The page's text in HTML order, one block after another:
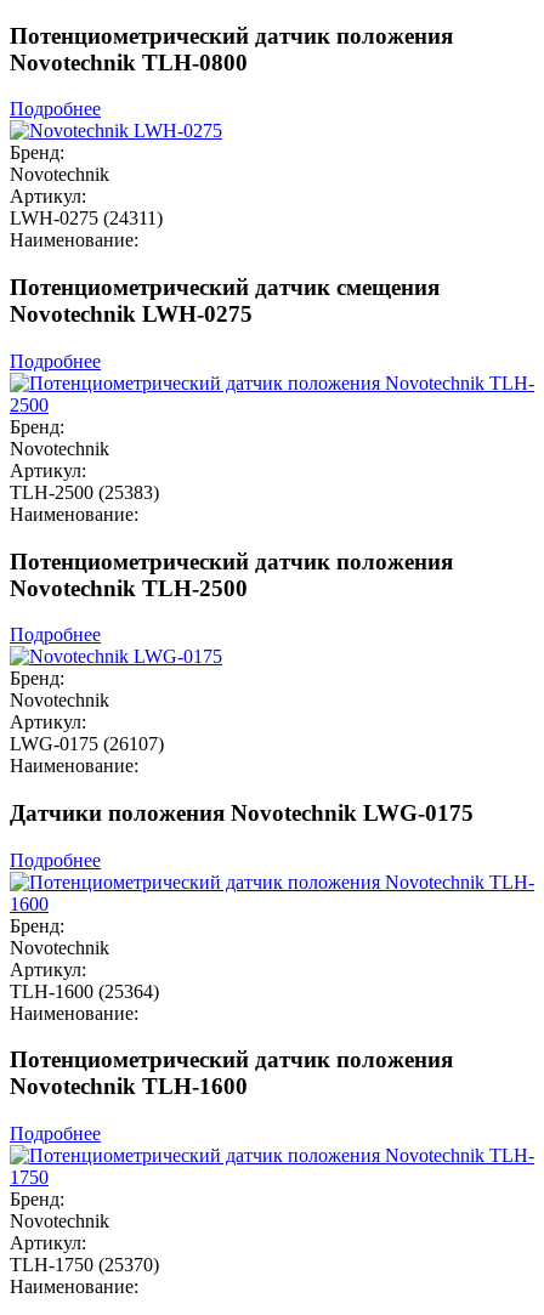
Потенциометрический датчик положения
Novotechnik TLH-0800
Подробнее
Бренд:
Novotechnik
Артикул:
LWH-0275 (24311)
Наименование:
Потенциометрический датчик смещения
Novotechnik LWH-0275
Подробнее
Бренд:
Novotechnik
Артикул:
TLH-2500 (25383)
Наименование:
Потенциометрический датчик положения
Novotechnik TLH-2500
Подробнее
Бренд:
Novotechnik
Артикул:
LWG-0175 (26107)
Наименование:
Датчики положения Novotechnik LWG-0175
Подробнее
Бренд:
Novotechnik
Артикул:
TLH-1600 (25364)
Наименование:
Потенциометрический датчик положения
Novotechnik TLH-1600
Подробнее
Бренд:
Novotechnik
Артикул:
TLH-1750 (25370)
Наименование: